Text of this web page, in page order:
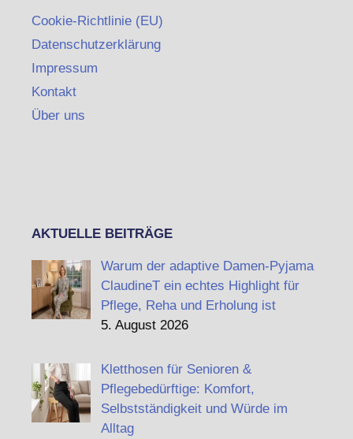
Cookie-Richtlinie (EU)
Datenschutzerklärung
Impressum
Kontakt
Über uns
AKTUELLE BEITRÄGE
Warum der adaptive Damen-Pyjama
ClaudineT ein echtes Highlight für
Pflege, Reha und Erholung ist
5. August 2026
Kletthosen für Senioren &
Pflegebedürftige: Komfort,
Selbstständigkeit und Würde im
Alltag